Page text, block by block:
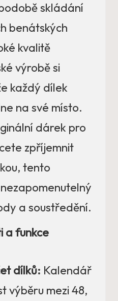
skládání
benátských
kvalitě
výrobě si
každý dílek
na své místo.
dárek pro
zpříjemnit
tento
a soustředění.
a funkce
dílků: Kalendář
výběru mezi 48,